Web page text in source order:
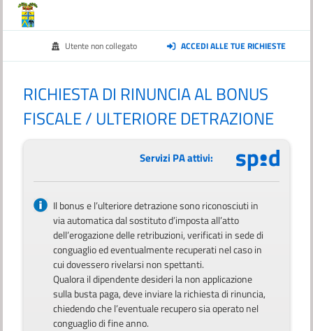
Utente non collegato ACCEDI ALLE TUE RICHIESTE
RICHIESTA DI RINUNCIA AL BONUS
FISCALE / ULTERIORE DETRAZIONE
Servizi PA attivi:
Il bonus e l’ulteriore detrazione sono riconosciuti in
via automatica dal sostituto d’imposta all’atto
dell’erogazione delle retribuzioni, verificati in sede di
conguaglio ed eventualmente recuperati nel caso in
cui dovessero rivelarsi non spettanti.
Qualora il dipendente desideri la non applicazione
sulla busta paga, deve inviare la richiesta di rinuncia,
chiedendo che l’eventuale recupero sia operato nel
conguaglio di fine anno.